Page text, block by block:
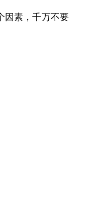
因素，千万不要